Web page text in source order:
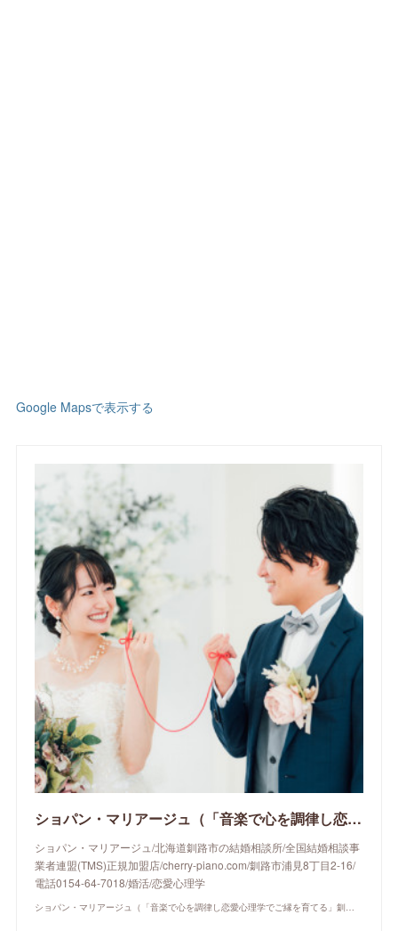
Google Mapsで表示する
ショパン・マリアージュ（「音楽で心を調律し恋愛心理学でご縁を育てる」釧路市の結婚相談所）/ 全国結婚相談事業者連盟正規加盟店 / cherry-piano.com
ショパン・マリアージュ/北海道釧路市の結婚相談所/全国結婚相談事
業者連盟(TMS)正規加盟店/cherry-piano.com/釧路市浦見8丁目2-16/
電話0154-64-7018/婚活/恋愛心理学